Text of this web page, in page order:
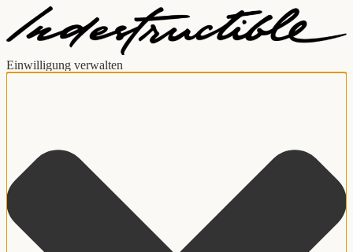
Einwilligung verwalten